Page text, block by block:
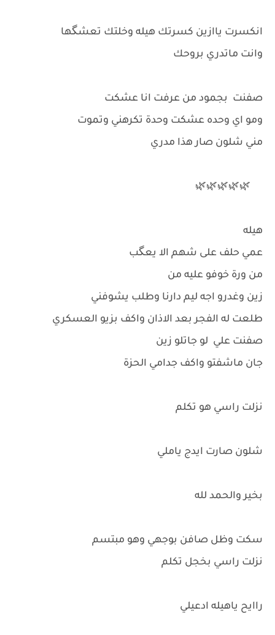
انكسرت ياازين كسرتك هيله وخلتك تعشگها
وانت ماتدري بروحك
صفنت بجمود من عرفت انا عشكت
ومو اي وحده عشكت وحدة تكرهني وتموت
مني شلون صار هذا مدري
🌿🌿🌿🌿🌿
هيله
عمي حلف على شهم الا يعگب
من ورة خوفو عليه من
زين وغدرو اجه ليم دارنا وطلب يشوفني
طلعت له الفجر بعد الاذان واكف بزيو العسكري
صفنت علي لو جاتلو زين
جان ماشفتو واكف جدامي الحزة
نزلت راسي هو تكلم
شلون صارت ايدج ياملي
بخير والحمد لله
سكت وظل صافن بوجهي وهو مبتسم
نزلت راسي بخجل تكلم
راايح ياهيله ادعيلي